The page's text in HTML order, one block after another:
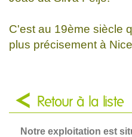
C'est au 19ème siècle
plus précisement à
Retour à la liste
Notre exploitation est